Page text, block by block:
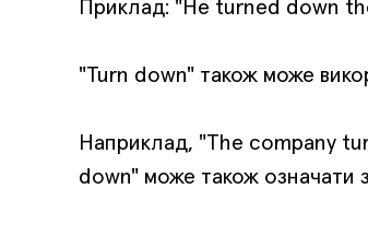
Приклад: "He turned down
"Turn down" також може
Наприклад, "The company
down" може також означати